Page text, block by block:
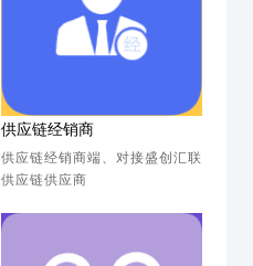
供应链经销商
供应链经销商端、对接盛创汇联
供应链供应商